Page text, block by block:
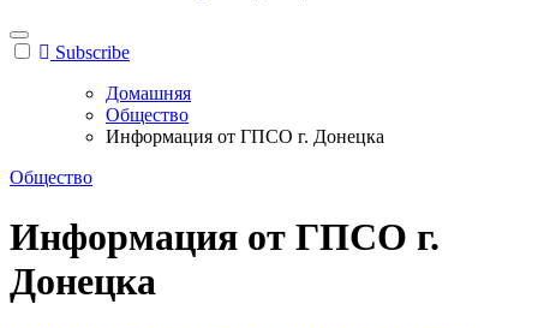
Subscribe
Домашняя
Общество
Информация от ГПСО г. Донецка
Общество
Информация от ГПСО г.
Донецка